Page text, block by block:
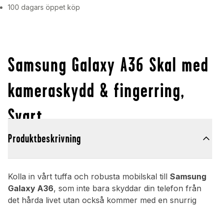
100 dagars öppet köp
Samsung Galaxy A36 Skal med
kameraskydd & fingerring,
Svart
Produktbeskrivning
Kolla in vårt tuffa och robusta mobilskal till Samsung
Galaxy A36, som inte bara skyddar din telefon från
det hårda livet utan också kommer med en snurrig